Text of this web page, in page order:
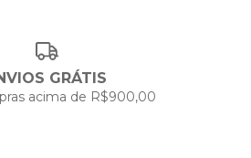
GRÁTIS
acima de R$900,00